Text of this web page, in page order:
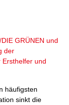
GRÜNEN und
der
Ersthelfer und
häufigsten
sinkt die